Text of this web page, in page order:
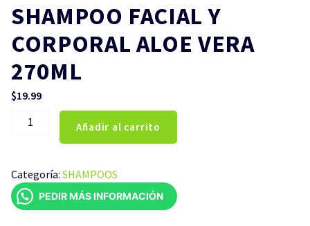
SHAMPOO FACIAL Y
CORPORAL ALOE VERA
270ML
$19.99
SHAMPOO
CORPORAL
ALOE
VERA
Añadir al carrito
Categoría: SHAMPOOS
PEDIR MÁS INFORMACIÓN